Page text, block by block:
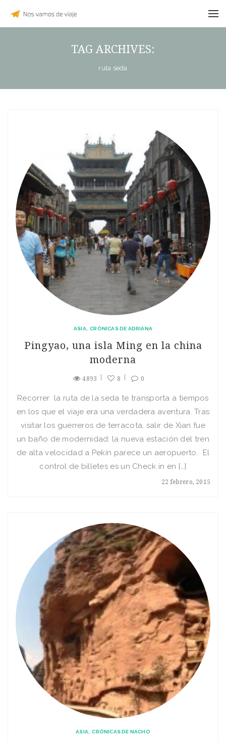
TAG ARCHIVES:
ruta seda
ASIA CRÓNICAS DE ADRIANA
Pingyao, una isla Ming en la china
moderna
4893 8 0
22 febrero, 2015
Recorrer la ruta de la seda te transporta a tiempos
en los que el viaje era una verdadera aventura. Tras
visitar los guerreros de terracota, salir de Xian fue
un baño de modernidad: la nueva estación del tren
de alta velocidad a Pekín parece un aeropuerto. El
control de billetes es un Check in en […]
ASIA CRÓNICAS DE NACHO